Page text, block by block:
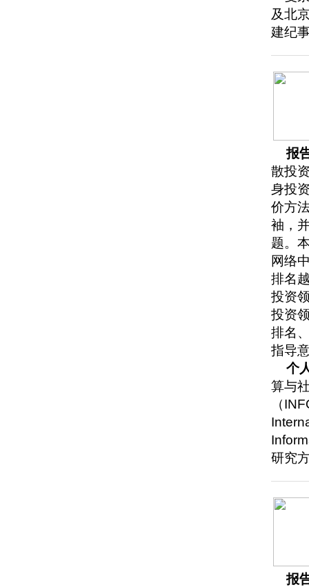
及北
建纪
报
散投
身投
价方
袖，
题。
网络
排名
投资
投资
排名
指导
个
算与
（
研究
报